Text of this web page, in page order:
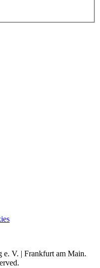
V. | Frankfurt am Main.